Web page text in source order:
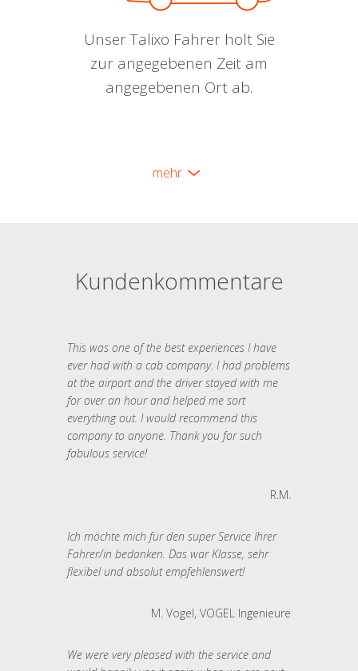
Unser Talixo Fahrer holt Sie
zur angegebenen Zeit am
angegebenen Ort ab.
mehr
Kundenkommentare
This was one of the best experiences I have
ever had with a cab company. I had problems
at the airport and the driver stayed with me
for over an hour and helped me sort
everything out. I would recommend this
company to anyone. Thank you for such
fabulous service!
R.M.
Ich möchte mich für den super Service Ihrer
Fahrer/in bedanken. Das war Klasse, sehr
flexibel und absolut empfehlenswert!
M. Vogel, VOGEL Ingenieure
We were very pleased with the service and